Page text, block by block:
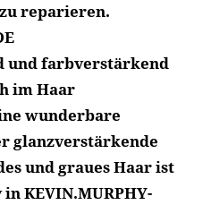
reparieren.
farbverstärkend
im Haar
wunderbare
glanzverstärkende
und graues Haar ist
KEVIN.MURPHY-